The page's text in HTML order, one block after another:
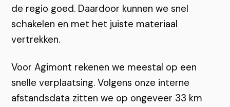
de regio goed. Daardoor kunnen we snel
schakelen en met het juiste materiaal
vertrekken.
Voor Agimont rekenen we meestal op een
snelle verplaatsing. Volgens onze interne
afstandsdata zitten we op ongeveer 33 km